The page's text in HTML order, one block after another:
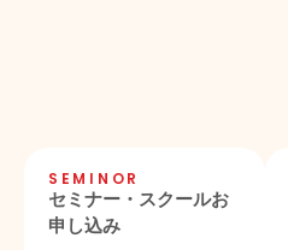
SEMINOR
セミナー・スクールお
申し込み